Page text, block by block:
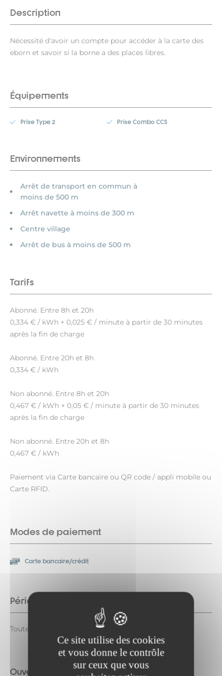
Ce site utilise des cookies
et vous donne le contrôle
sur ceux que vous
Description
Nécessité d'avoir un compte pour accéder à la carte des
eborn et savoir si la borne a des places libres.
Équipements
Prise Type 2 Prise Combo CCS
Environnements
Arrêt de transport en commun à
moins de 500 m
Arrêt navette à moins de 300 m
Centre village
Arrêt de bus à moins de 500 m
Tarifs
Abonné. Entre 8h et 20h
0,334 € / kWh + 0,025 € / minute à partir de 30 minutes
après la fin de charge
Abonné. Entre 20h et 8h
0,334 € / kWh
Non abonné. Entre 8h et 20h
0,467 € / kWh + 0,05 € / minute à partir de 30 minutes
après la fin de charge
Non abonné. Entre 20h et 8h
0,467 € / kWh
Paiement via Carte bancaire ou QR code / appli mobile ou
Carte RFID.
Modes de paiement
Carte bancaire/crédit
Période d'ouverture
Toute l'année tous les jours. Ouvert 24h/24.
Ouverture complémentaire